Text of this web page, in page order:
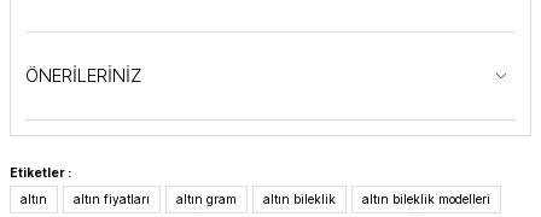
ÖNERİLERİNİZ
Etiketler :
altın
altın fiyatları altın gram altın bileklik altın bileklik modelleri